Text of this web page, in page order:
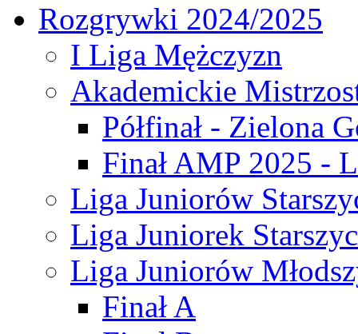
Rozgrywki 2024/2025
I Liga Mężczyzn
Akademickie
Półfinał - Zielona
Finał AMP 2025 -
Liga Juniorów
Liga Juniorek
Liga Juniorów
Finał A